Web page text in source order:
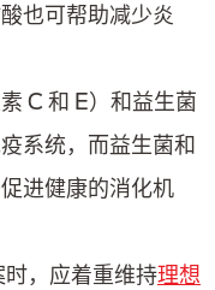
也可帮助减少炎
C 和 E）和益生菌
系统，而益生菌和
进健康的消化机
，应着重维持理想